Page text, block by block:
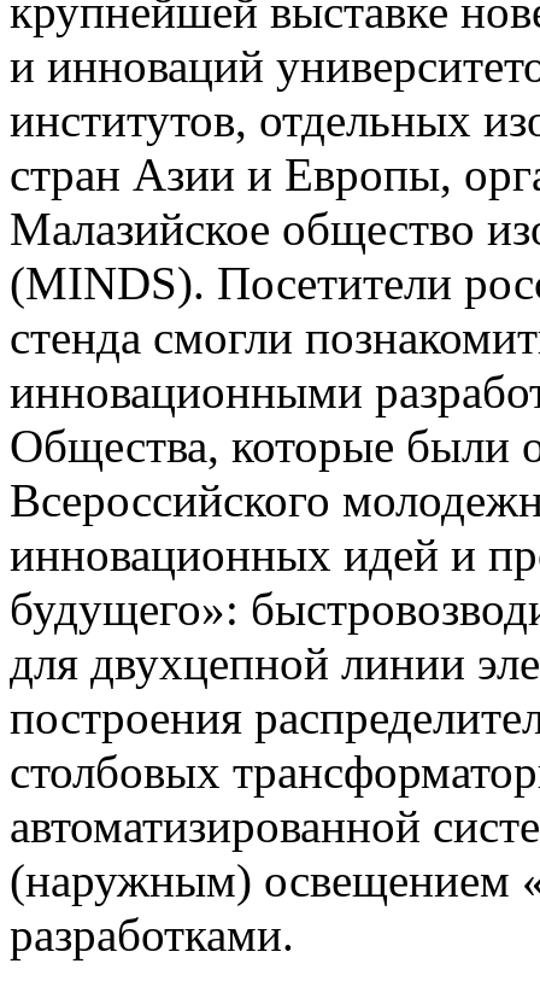
крупнейшей выставке
и инноваций
институтов, отдельных
стран Азии и Европы,
Малазийское общество
(MINDS). Посетители
стенда смогли
инновационными
Общества, которые были
Всероссийского
инновационных идей и
будущего»:
для двухцепной линии
построения
столбовых
автоматизированной
(наружным) освещением
разработками.